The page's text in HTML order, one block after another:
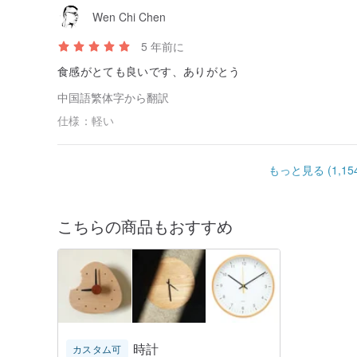
Wen Chi Chen
5 年前に
食感がとても良いです、ありがとう
中国語繁体字から翻訳
仕様：軽い
もっと見る
こちらの商品もおすすめ
カスタム可 時計